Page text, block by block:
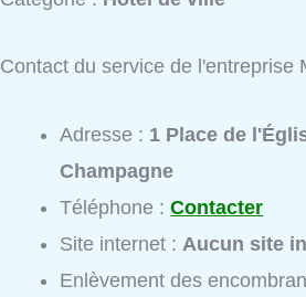
Contact du service de l'entreprise
Adresse : 1 Place de
Champagne
Téléphone :Contacter
Site internet :Aucun site
Enlèvement des